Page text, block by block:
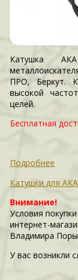
Катушка
ПРО, Беркут.
высокой
целей.
Бесплатная
Подробнее
Катушки для АКА
Внимание!
Условия
интернет-
Владимира
У вас возникли